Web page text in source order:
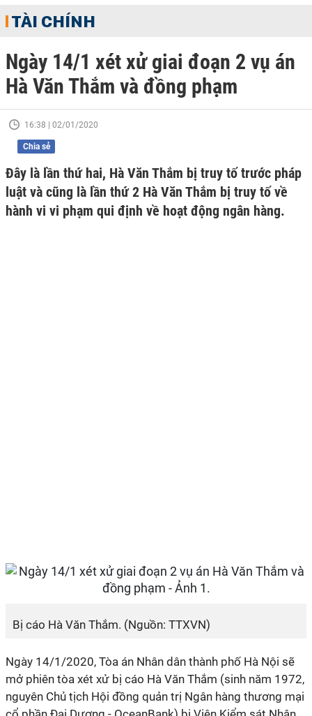
TÀI CHÍNH
Ngày 14/1 xét xử giai đoạn 2 vụ án
Hà Văn Thắm và đồng phạm
16:38 | 02/01/2020
Chia sẻ
Đây là lần thứ hai, Hà Văn Thắm bị truy tố trước pháp
luật và cũng là lần thứ 2 Hà Văn Thắm bị truy tố về
hành vi vi phạm qui định về hoạt động ngân hàng.
Bị cáo Hà Văn Thắm. (Nguồn: TTXVN)
Ngày 14/1/2020, Tòa án Nhân dân thành phố Hà Nội sẽ
mở phiên tòa xét xử bị cáo Hà Văn Thắm (sinh năm 1972,
nguyên Chủ tịch Hội đồng quản trị Ngân hàng thương mại